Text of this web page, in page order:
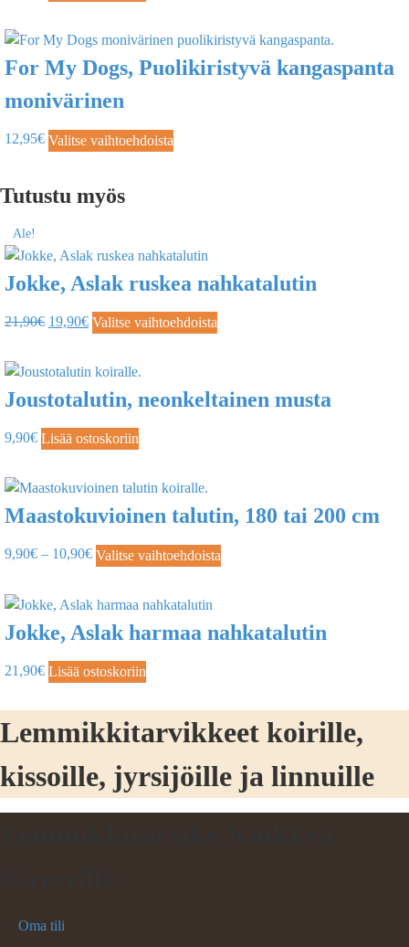
For My Dogs, Puolikiristyvä kangaspanta
monivärinen
12,95€ Valitse vaihtoehdoista
Tutustu myös
Ale!
Jokke, Aslak ruskea nahkatalutin
21,90€ 19,90€ Valitse vaihtoehdoista
Joustotalutin, neonkeltainen musta
9,90€ Lisää ostoskoriin
Maastokuvioinen talutin, 180 tai 200 cm
9,90€ – 10,90€ Valitse vaihtoehdoista
Jokke, Aslak harmaa nahkatalutin
21,90€ Lisää ostoskoriin
Lemmikkitarvikkeet koirille,
kissoille, jyrsijöille ja linnuille
Oma tili